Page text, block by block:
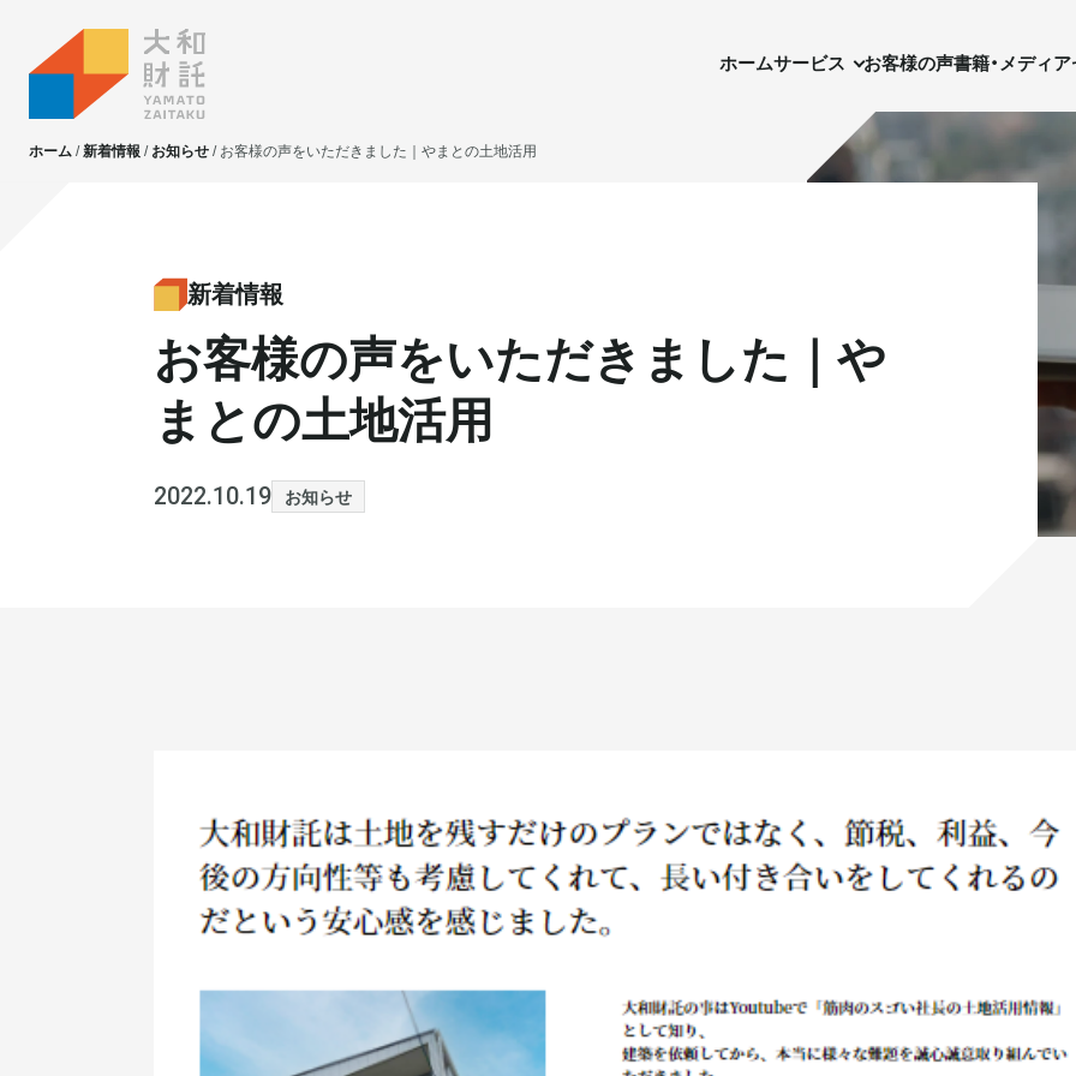
ホームサービス お客様の声書籍・メディア
不動産投資
賃貸管理
土地活用
実需用戸建・マンション
ホテル事業
大和財託独自の
不動産投資
賃貸管理
土地活用
実需用戸建・マンション
ホテル事業
ホーム サービス お客様の声書籍・メディアセ
ホーム 新着情報 お知らせ お客様の声をいただきました｜やまとの土地活用
新着情報
お客様の声をいただきました｜や
まとの土地活用
2022.10.19 お知らせ